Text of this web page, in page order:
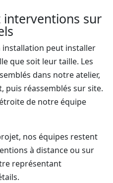
interventions sur
installation peut installer
que soit leur taille. Les
dans notre atelier,
réassemblés sur site.
de notre équipe
nos équipes restent
à distance ou sur
représentant